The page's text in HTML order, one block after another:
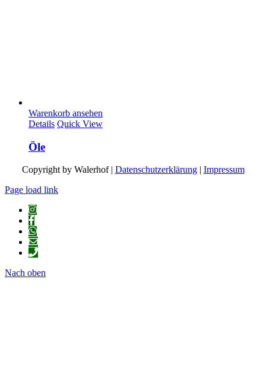
Warenkorb ansehen
Details Quick View
Öle
Copyright by Walerhof | Datenschutzerklärung| Impressum
Page load link
Nach oben